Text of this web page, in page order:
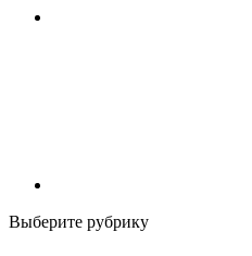
Выберите рубрику